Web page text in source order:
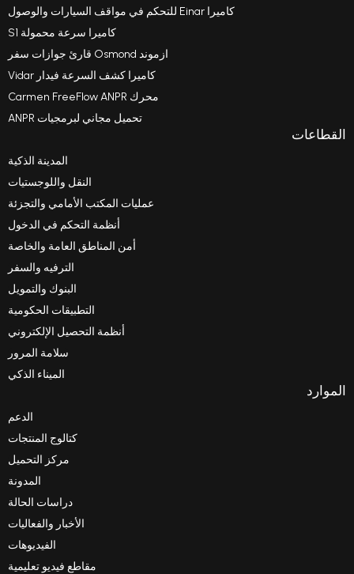
كاميرا سرعة محمولة S1
كاميرا كشف السرعة فيدار Vidar
تحميل مجاني لبرمجيات ANPR
المدينة الذكية
النقل واللوجستيات
عمليات المكتب الأمامي والتجزئة
أنظمة التحكم في الدخول
أمن المناطق العامة والخاصة
الترفيه والسفر
البنوك والتمويل
التطبيقات الحكومية
أنظمة التحصيل الإلكتروني
سلامة المرور
الميناء الذكي
كتالوج المنتجات
مركز التحميل
دراسات الحالة
الأخبار والفعاليات
مقاطع فيديو تعليمية